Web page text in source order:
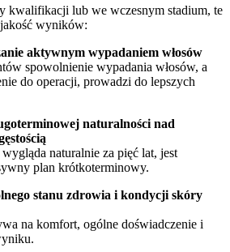
kwalifikacji lub we wczesnym stadium, te
wyników:
aktywnym wypadaniem włosów
spowolnienie wypadania włosów, a
do operacji, prowadzi do lepszych
naturalności nad
naturalnie za pięć lat, jest
plan krótkoterminowy.
stanu zdrowia i kondycji skóry
na komfort, ogólne doświadczenie i